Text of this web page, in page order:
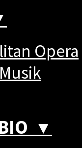
Opera
▼